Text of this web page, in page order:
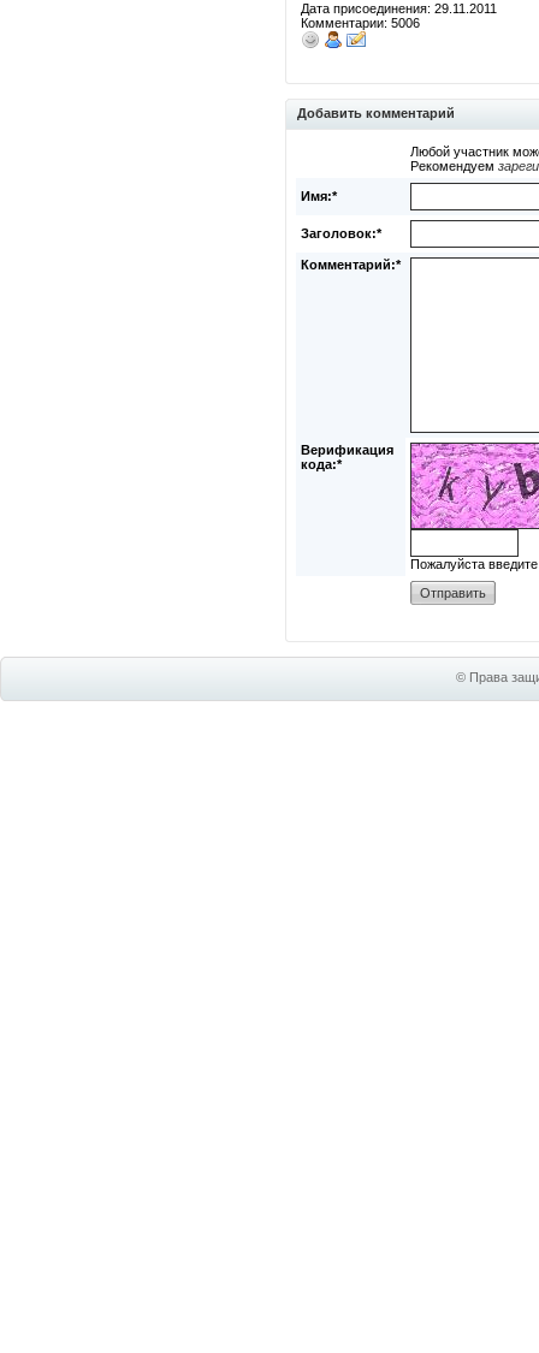
Дата присоединения: 29.11.2011
Комментарии: 5006
Добавить комментарий
Любой участник
Рекомендуем
Имя:*
Заголовок:*
Комментарий:*
Верификация
кода:*
Пожалуйста
© Права